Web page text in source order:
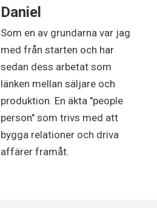
Daniel
Som en av grundarna var jag
med från starten och har
sedan dess arbetat som
länken mellan säljare och
produktion. En äkta "people
person" som trivs med att
bygga relationer och driva
affärer framåt.